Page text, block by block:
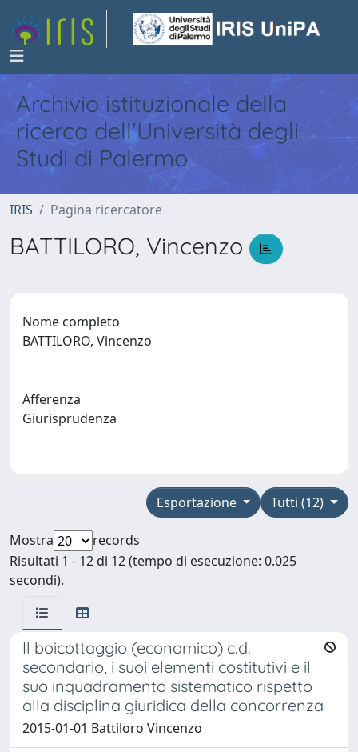
Archivio istituzionale della
ricerca dell'Università degli
Studi di Palermo
IRIS Pagina ricercatore
BATTILORO, Vincenzo
Nome completo
BATTILORO, Vincenzo
Afferenza
Giurisprudenza
Tutti (12)
Esportazione
Mostra
records
Risultati 1 - 12 di 12 (tempo di esecuzione: 0.025
secondi).
Il boicottaggio (economico) c.d.
secondario, i suoi elementi costitutivi e il
suo inquadramento sistematico rispetto
alla disciplina giuridica della concorrenza
2015-01-01 Battiloro Vincenzo